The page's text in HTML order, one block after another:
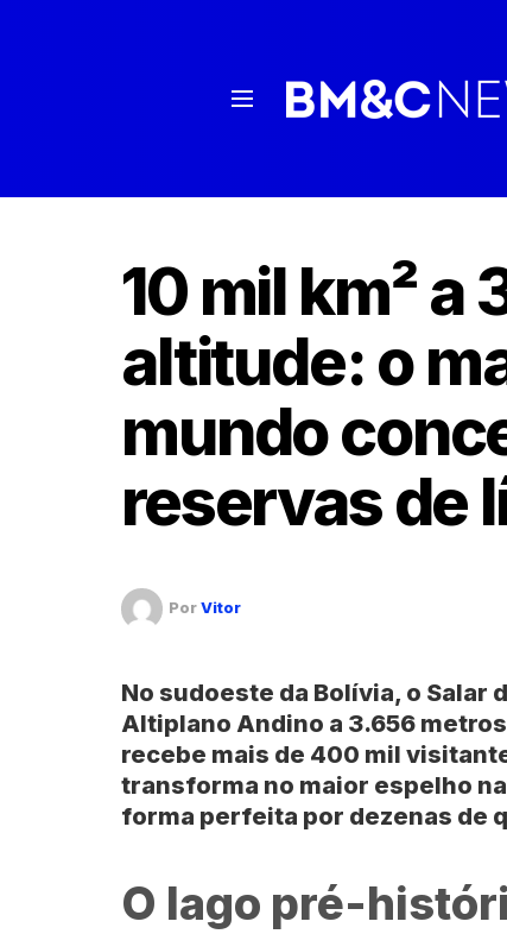
10 mil km² a
altitude: o
mundo
reservas de
PorVitor
No sudoeste da Bolívia, o Salar
Altiplano Andino a 3.656
recebe mais de 400 mil
transforma no maior espelho
forma perfeita por dezenas de
O lago pré-